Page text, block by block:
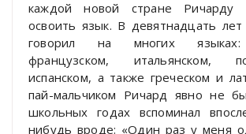
каждой новой стране Ричарду
освоить язык. В девятнадцать
говорил на многих языках:
французском, итальянском,
испанском, а также греческом и
пай-мальчиком Ричард явно не
школьных годах вспоминал
нибудь вроде: «Один раз у меня